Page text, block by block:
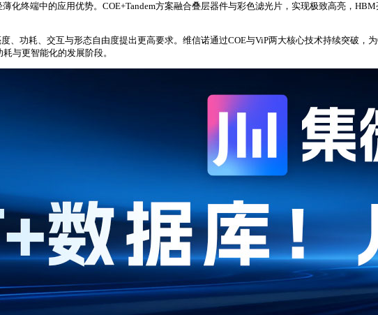
化终端中的应用优势。COE+Tandem方案融合叠层器件与彩色滤光片，实现极致高亮，
功耗、交互与形态自由度提出更高要求。维信诺通过COE与ViP两大核心技术持续突破，
与更智能化的发展阶段。